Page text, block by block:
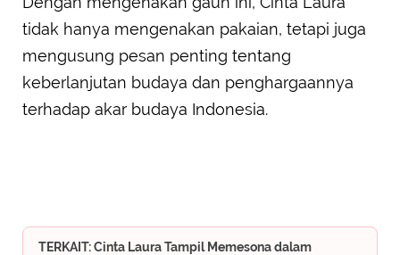
tidak hanya mengenakan pakaian, tetapi juga
mengusung pesan penting tentang
keberlanjutan budaya dan penghargaannya
terhadap akar budaya Indonesia.
TERKAIT: Cinta Laura Tampil Memesona dalam